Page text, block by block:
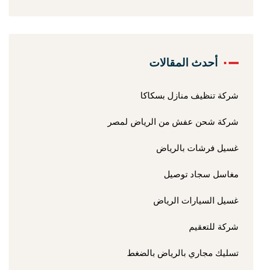
أحدث المقالات
شركة تنظيف منازل بسكاكا
شركة شحن عفش من الرياض لمصر
غسيل فرشات بالرياض
مغاسل سجاد توصيل
غسيل السيارات الرياض
شركة للتعقيم
تسليك مجاري بالرياض بالضغط